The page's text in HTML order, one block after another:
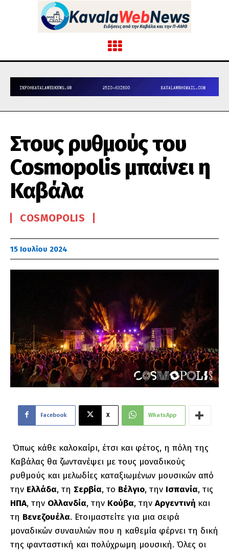
Στους ρυθμούς του
Cosmopolis μπαίνει η
Καβάλα
COSMOPOLIS
15 Ιουλίου 2024
Facebook X WhatsApp
Όπως κάθε καλοκαίρι, έτσι και φέτος, η πόλη της
Καβάλας θα ζωντανέψει με τους μοναδικούς
ρυθμούς και μελωδίες καταξιωμένων μουσικών από
την Ελλάδα, τη Σερβία, το Βέλγιο, την Ισπανία, τις
ΗΠΑ, την Ολλανδία, την Κούβα, την Αργεντινή και
τη Βενεζουέλα. Ετοιμαστείτε για μια σειρά
μοναδικών συναυλιών που η καθεμία φέρνει τη δική
της φανταστική και πολύχρωμη μουσική. Όλες οι